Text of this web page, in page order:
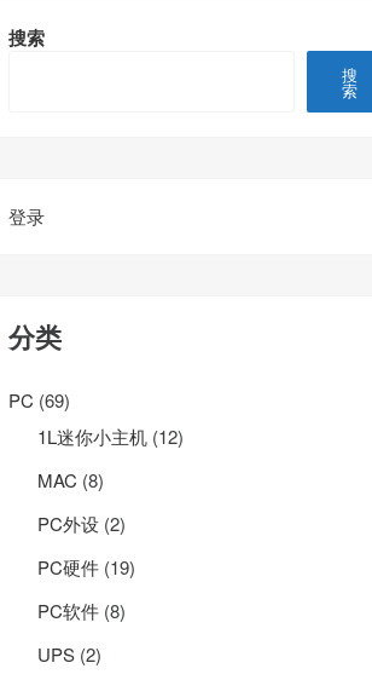
搜索
搜
索
登录
分类
PC (69)
1L迷你小主机 (12)
MAC (8)
PC外设 (2)
PC硬件 (19)
PC软件 (8)
UPS (2)